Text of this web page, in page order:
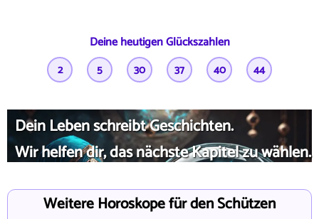
Deine heutigen Glückszahlen
2 5 30 37 40 44
Dein Leben schreibt Geschichten.
Wir helfen dir, das nächste Kapitel zu wählen.
Weitere Horoskope für den Schützen